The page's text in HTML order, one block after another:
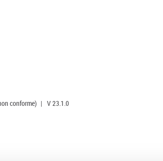
conforme) | V 23.1.0